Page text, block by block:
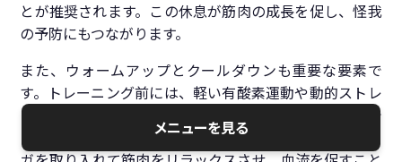
とが推奨されます。この休息が筋肉の成長を促し、怪我
の予防にもつながります。
また、ウォームアップとクールダウンも重要な要素で
す。トレーニング前には、軽い有酸素運動や動的ストレ
ッチを行って体温を上げ、筋肉をほぐしておくと良いで
しょう。トレーニング後には、静的ストレッチや軽いヨ
メニューを見る